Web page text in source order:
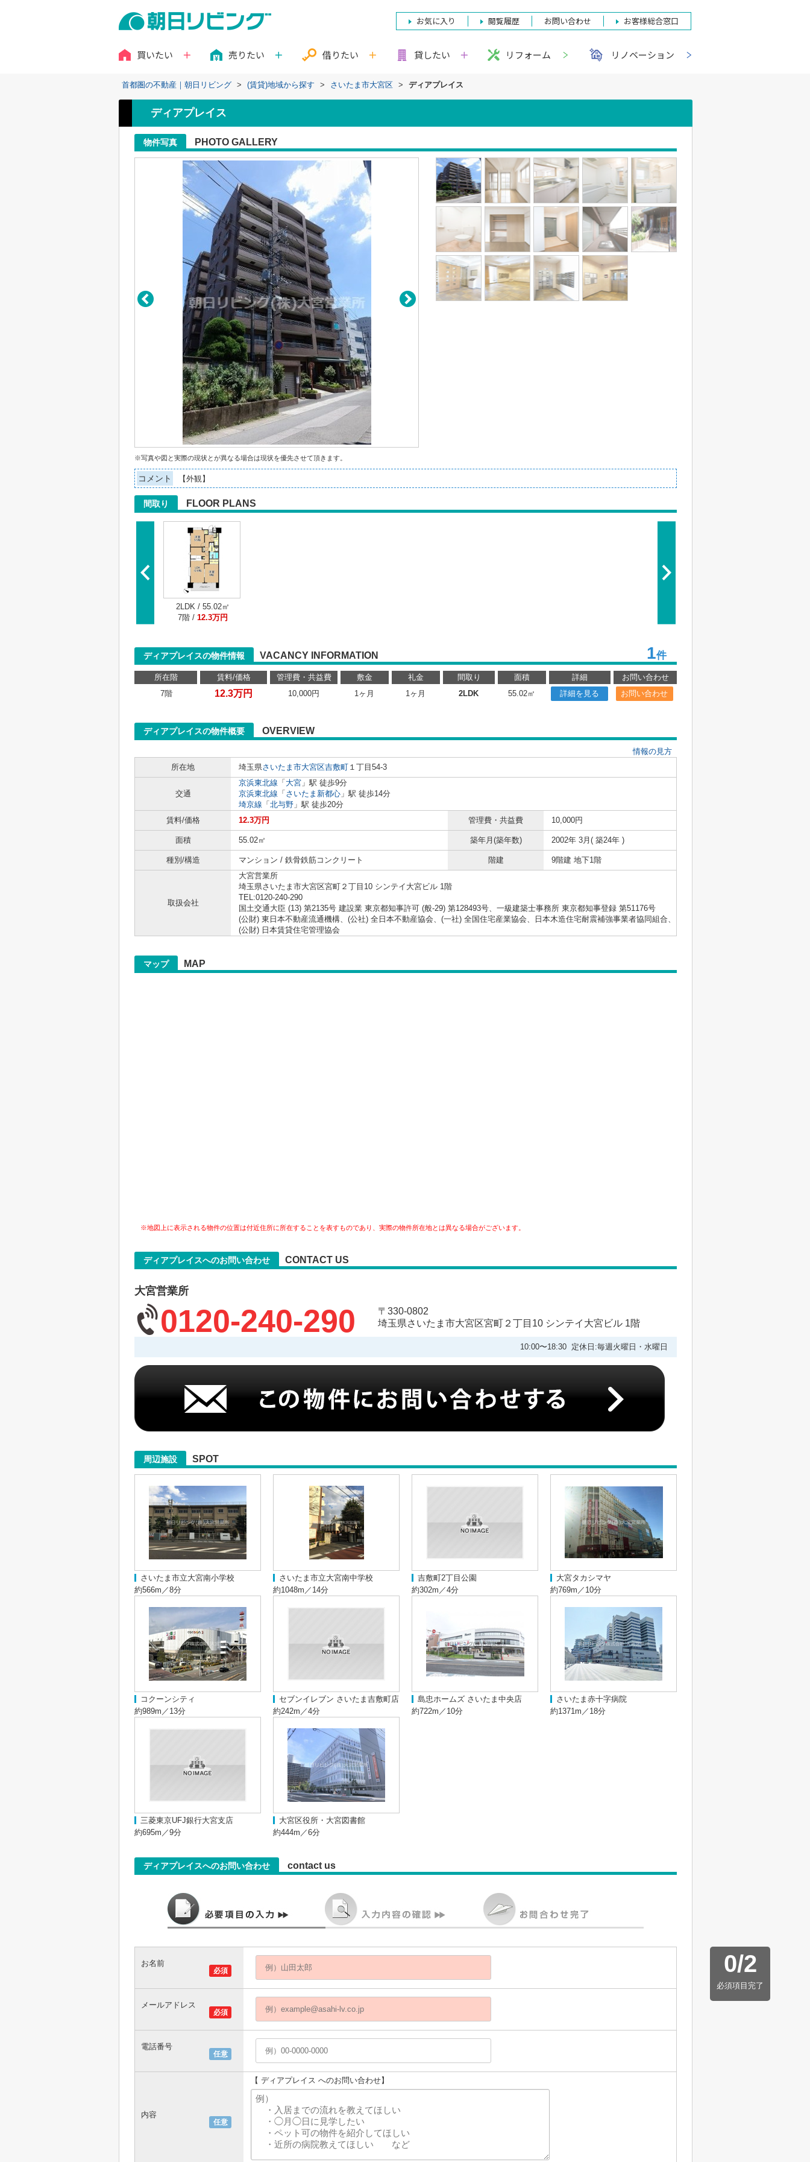
お気に入り 閲覧履歴 お問い合わせ お客様総合窓口
買いたい 売りたい 借りたい 貸したい リフォーム リノベーション
首都圏の不動産｜朝日リビング > (賃貸)地域から探す > さいたま市大宮区 > ディアプレイス
ディアプレイス
物件写真 PHOTO GALLERY
※写真や図と実際の現状とが異なる場合は現状を優先させて頂きます。
コメント 【外観】
間取り FLOOR PLANS
2LDK / 55.02㎡
7階 / 12.3万円
ディアプレイスの物件情報 VACANCY INFORMATION 1件
所在階 賃料/価格 管理費・共益費 敷金 礼金 間取り 面積 詳細
お問い合わせ
7階
12.3万円 10,000円 1ヶ月 1ヶ月 2LDK 55.02㎡ 詳細を見る お問い合わせ
ディアプレイスの物件概要 OVERVIEW
情報の見方
所在地
埼玉県さいたま市大宮区吉敷町 １丁目54-3
交通
京浜東北線 「 大宮 」駅 徒歩9分
京浜東北線 「 さいたま新都心 」駅 徒歩14分
埼京線 「 北与野 」駅 徒歩20分
賃料/価格
12.3万円 管理費・共益費 10,000円
面積 55.02㎡ 築年月(築年数) 2002年 3月( 築24年 )
種別/構造 マンション / 鉄骨鉄筋コンクリート 階建 9階建 地下1階
取扱会社
大宮営業所
埼玉県さいたま市大宮区宮町２丁目10 シンテイ大宮ビル 1階
TEL:0120-240-290
国土交通大臣 (13) 第2135号 建設業 東京都知事許可 (般-29) 第128493号、一級建築士事務所 東京都知事登録 第51176号
(公財) 東日本不動産流通機構、(公社) 全日本不動産協会、(一社) 全国住宅産業協会、日本木造住宅耐震補強事業者協同組合、
(公財) 日本賃貸住宅管理協会
マップ MAP
※地図上に表示される物件の位置は付近住所に所在することを表すものであり、実際の物件所在地とは異なる場合がございます。
ディアプレイスへのお問い合わせ CONTACT US
大宮営業所
0120-240-290
〒330-0802
埼玉県さいたま市大宮区宮町２丁目10 シンテイ大宮ビル 1階
10:00〜18:30 定休日:毎週火曜日・水曜日
周辺施設 SPOT
さいたま市立大宮南小学校
約566m／8分
さいたま市立大宮南中学校
約1048m／14分
吉敷町2丁目公園
約302m／4分
大宮タカシマヤ
約769m／10分
コクーンシティ
約989m／13分
セブンイレブン さいたま吉敷町店
約242m／4分
島忠ホームズ さいたま中央店
約722m／10分
さいたま赤十字病院
約1371m／18分
三菱東京UFJ銀行大宮支店
約695m／9分
大宮区役所・大宮図書館
約444m／6分
ディアプレイスへのお問い合わせ contact us
0/2
必須項目完了
必須
お名前
必須
メールアドレス
任意
電話番号
任意
内容
【 ディアプレイス へのお問い合わせ】